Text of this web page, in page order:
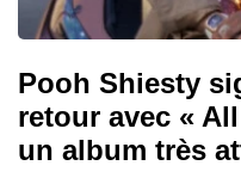
Pooh Shiesty
retour avec «
un album très